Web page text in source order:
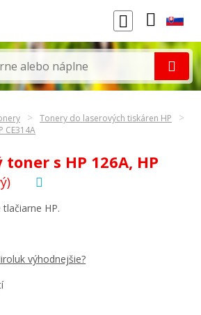
Tonery do laserových tiskáren HP
CE314A
s HP 126A, HP
výhodnejšie?
HP.